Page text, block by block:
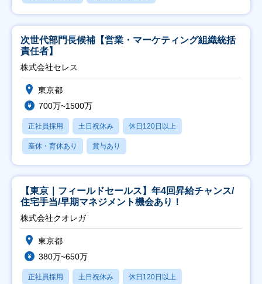
次世代部門長候補【営業・マーケティング組織統括
責任者】
株式会社セレス
東京都
700万~1500万
正社員採用 土日祝休み 休日120日以上
産休・育休あり 賞与あり
【東京｜フィールドセールス】年4回昇給チャンス/
住宅手当/早期マネジメント機会あり！
株式会社クオレガ
東京都
380万~650万
正社員採用 土日祝休み 休日120日以上